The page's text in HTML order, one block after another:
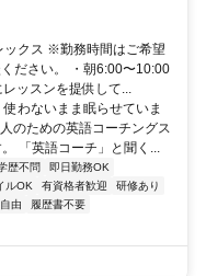
ックス ※勤務時間はご希望
ださい。 ・朝6:00〜10:00
ッスンを提供して...
わないまま眠らせていま
のための英語コーチングス
「英語コーチ」と聞く...
歴不問
即日勤務OK
ルOK 有資格者歓迎
研修あり
由
履歴書不要